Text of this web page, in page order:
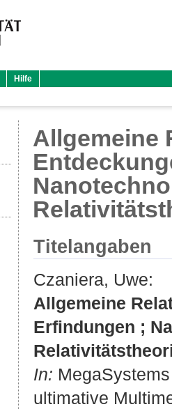
Hilfe
Allgemeine
Titelangaben
Czaniera, Uwe:
Allgemeine
Erfindungen ;
In:
ultimative